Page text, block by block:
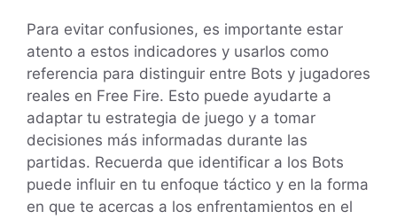
Para evitar confusiones, es importante estar
atento a estos indicadores y usarlos como
referencia para distinguir entre Bots y jugadores
reales en Free Fire. Esto puede ayudarte a
adaptar tu estrategia de juego y a tomar
decisiones más informadas durante las
partidas. Recuerda que identificar a los Bots
puede influir en tu enfoque táctico y en la forma
en que te acercas a los enfrentamientos en el